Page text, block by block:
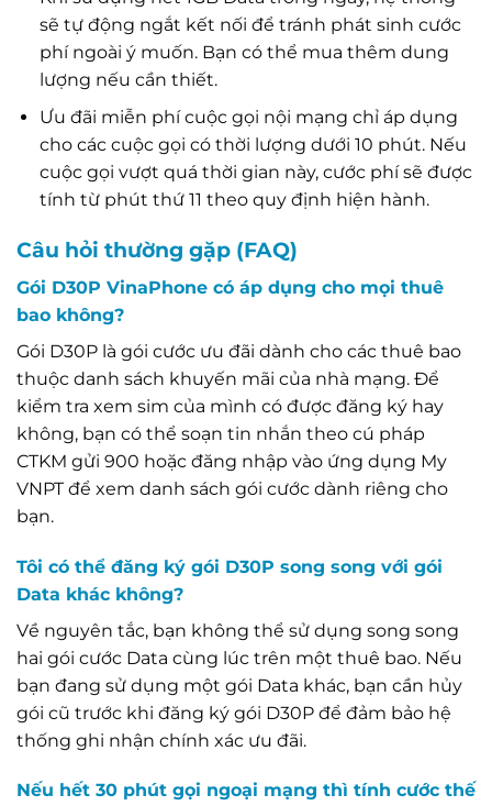
sẽ tự động ngắt kết nối để tránh phát sinh cước
phí ngoài ý muốn. Bạn có thể mua thêm dung
lượng nếu cần thiết.
Ưu đãi miễn phí cuộc gọi nội mạng chỉ áp dụng
cho các cuộc gọi có thời lượng dưới 10 phút. Nếu
cuộc gọi vượt quá thời gian này, cước phí sẽ được
tính từ phút thứ 11 theo quy định hiện hành.
Câu hỏi thường gặp (FAQ)
Gói D30P VinaPhone có áp dụng cho mọi thuê
bao không?
Gói D30P là gói cước ưu đãi dành cho các thuê bao
thuộc danh sách khuyến mãi của nhà mạng. Để
kiểm tra xem sim của mình có được đăng ký hay
không, bạn có thể soạn tin nhắn theo cú pháp
CTKM gửi 900 hoặc đăng nhập vào ứng dụng My
VNPT để xem danh sách gói cước dành riêng cho
bạn.
Tôi có thể đăng ký gói D30P song song với gói
Data khác không?
Về nguyên tắc, bạn không thể sử dụng song song
hai gói cước Data cùng lúc trên một thuê bao. Nếu
bạn đang sử dụng một gói Data khác, bạn cần hủy
gói cũ trước khi đăng ký gói D30P để đảm bảo hệ
thống ghi nhận chính xác ưu đãi.
Nếu hết 30 phút gọi ngoại mạng thì tính cước thế